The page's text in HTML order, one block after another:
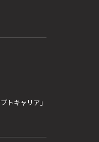
トキャリア」